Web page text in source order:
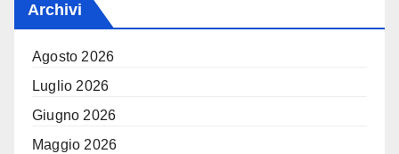
Archivi
Agosto 2026
Luglio 2026
Giugno 2026
Maggio 2026